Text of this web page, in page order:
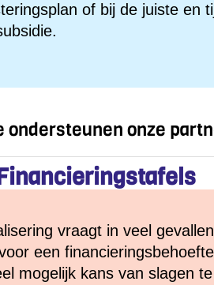
of bij de juiste en
ondersteunen onze
vraagt in veel
een
mogelijk kans van slagen